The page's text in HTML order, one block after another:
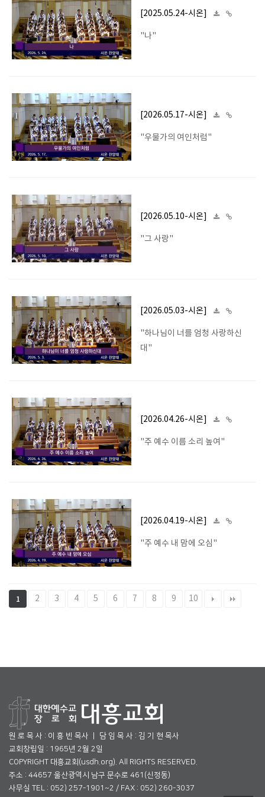
[2025.05.24-시온]
"나"
[2026.05.17-시온]
"우물가의 여인처럼"
[2026.05.10-시온]
"그 사랑"
[2026.05.03-시온]
"하나님이 너를 엄청 사랑하신
대"
[2026.04.26-시온]
"주 예수 이름 소리 높여"
[2026.04.19-시온]
"주 예수 내 맘에 오심"
1 2 3 4 5 6 7 8 9 10
원 로 목 사 : 이 흥 빈 목사 ㅣ 담 임 목 사 : 김 기 현 목사
교회창립일 : 1965년 2월 2일
COPYRIGHT 대흥교회(usdh.org). All RIGHTS RESERVED.
주소 : 44657 울산광역시 남구 문수로 461(신정동)
사무실 TEL : 052) 257-1901~2 / FAX : 052) 260-3037